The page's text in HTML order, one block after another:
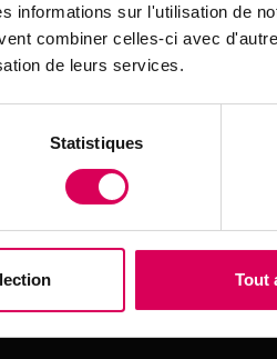
informations sur l'utilisation de
combiner celles-ci avec
de leurs services.
Statistiques
Tout
saisies soient utilisées par
retrait de votre consentement à
de confidentialité